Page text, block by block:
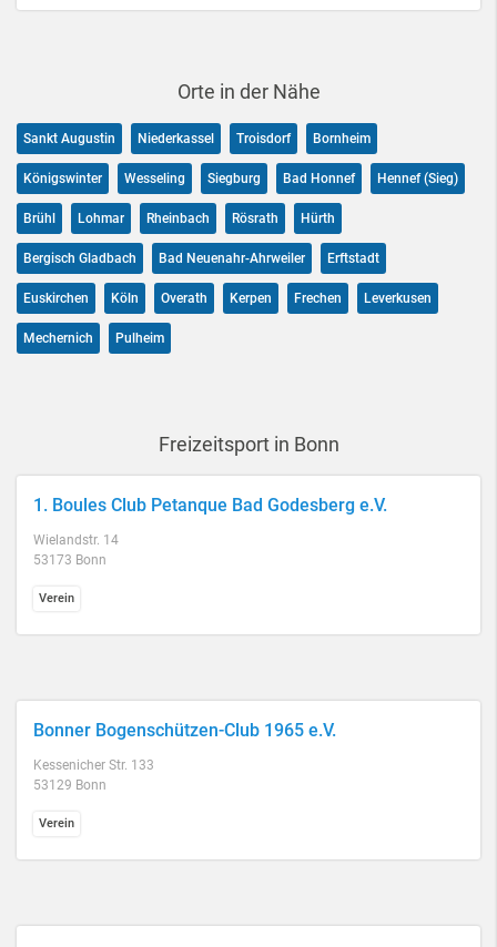
Orte in der Nähe
Sankt Augustin Niederkassel Troisdorf Bornheim
Königswinter Wesseling Siegburg Bad Honnef Hennef (Sieg)
Brühl Lohmar Rheinbach Rösrath Hürth
Bergisch Gladbach Bad Neuenahr-Ahrweiler Erftstadt
Euskirchen Köln Overath Kerpen Frechen Leverkusen
Mechernich Pulheim
Freizeitsport in Bonn
1. Boules Club Petanque Bad Godesberg e.V.
Wielandstr. 14
53173 Bonn
Verein
Bonner Bogenschützen-Club 1965 e.V.
Kessenicher Str. 133
53129 Bonn
Verein